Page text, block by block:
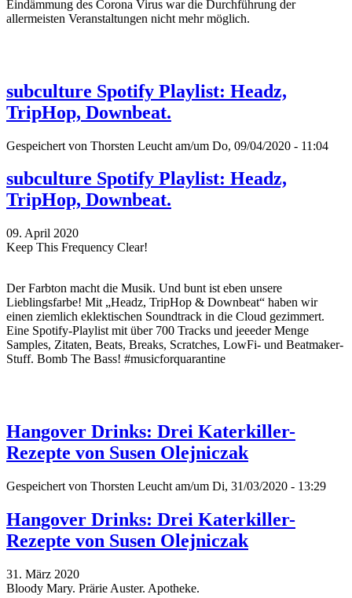
Eindämmung des Corona Virus war die Durchführung der
allermeisten Veranstaltungen nicht mehr möglich.
subculture Spotify Playlist: Headz,
TripHop, Downbeat.
Gespeichert von Thorsten Leucht am/um Do, 09/04/2020 - 11:04
subculture Spotify Playlist: Headz,
TripHop, Downbeat.
09. April 2020
Keep This Frequency Clear!
Der Farbton macht die Musik. Und bunt ist eben unsere
Lieblingsfarbe! Mit „Headz, TripHop & Downbeat“ haben wir
einen ziemlich eklektischen Soundtrack in die Cloud gezimmert.
Eine Spotify-Playlist mit über 700 Tracks und jeeeder Menge
Samples, Zitaten, Beats, Breaks, Scratches, LowFi- und Beatmaker-
Stuff. Bomb The Bass! #musicforquarantine
Hangover Drinks: Drei Katerkiller-
Rezepte von Susen Olejniczak
Gespeichert von Thorsten Leucht am/um Di, 31/03/2020 - 13:29
Hangover Drinks: Drei Katerkiller-
Rezepte von Susen Olejniczak
31. März 2020
Bloody Mary. Prärie Auster. Apotheke.